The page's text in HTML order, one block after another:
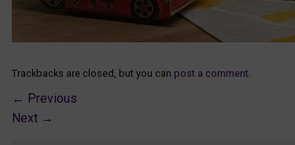
Trackbacks are closed, but you can post a comment.
← Previous
Next →